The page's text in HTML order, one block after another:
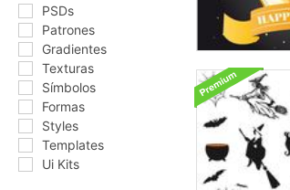
PSDs
Patrones
Gradientes
Texturas
Símbolos
Formas
Styles
Templates
Ui Kits